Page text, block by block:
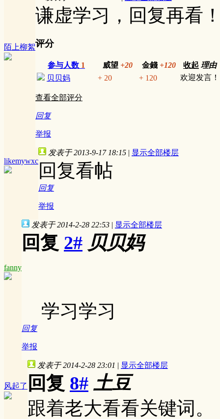
陌上柳絮
谦虚学习，回复再看
评分
参与人数 1 威望 +20 金錢 +120 收起 理由
贝贝妈
+ 20 + 120 欢迎发言！
查看全部评分
回复
举报
likemywxc
发表于 2013-9-17 18:15 | 显示全部楼层
回复看帖
回复
举报
fanny
发表于 2014-2-28 22:53 | 显示全部楼层
回复 2# 贝贝妈
学习学习
回复
举报
风起了
发表于 2014-2-28 23:01 | 显示全部楼层
回复 8# 土豆
跟着老大看看关键词。